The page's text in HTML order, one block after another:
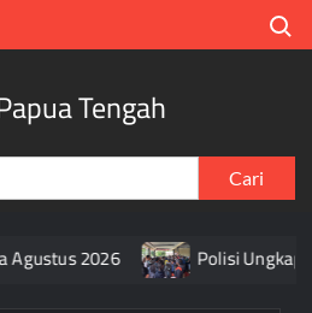
Tengah
untuk:
2026 Polisi Ungkap